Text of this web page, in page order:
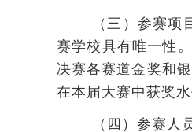
（三）参赛
赛学校具有唯一性
决赛各赛道金奖和
在本届大赛中获奖
（四）参赛人